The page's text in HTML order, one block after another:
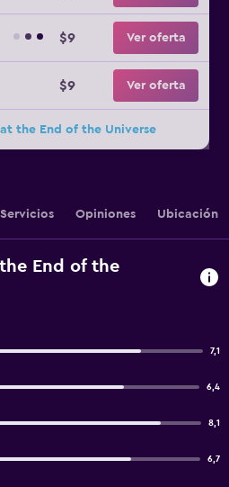
$9 Ver oferta
$9 Ver oferta
the End of the Universe
Servicios Opiniones Ubicación
End of the
7,1
6,4
8,1
6,7